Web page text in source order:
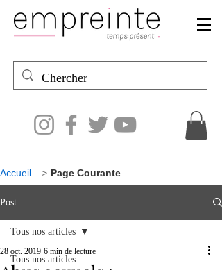
Accueil > Page Courante
Post
Tous nos articles
Tous nos articles
28 oct. 2019 6 min de lecture